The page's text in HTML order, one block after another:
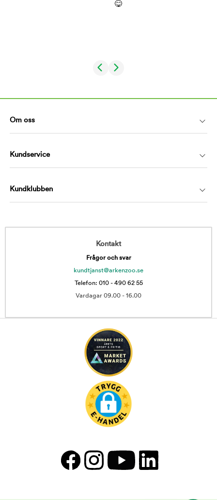
Om oss
Kundservice
Kundklubben
Kontakt
Frågor och svar
kundtjanst@arkenzoo.se
Telefon: 010 - 490 62 55
Vardagar 09.00 - 16.00